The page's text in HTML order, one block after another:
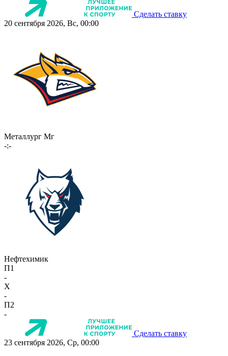
Сделать ставку
20 сентября 2026, Вс, 00:00
Металлург Мг
-:-
Нефтехимик
П1
-
X
-
П2
-
Сделать ставку
23 сентября 2026, Ср, 00:00